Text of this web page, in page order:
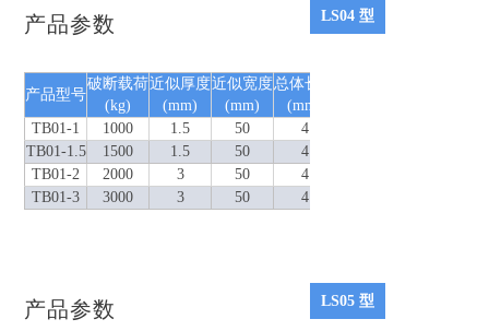
产品参数
产品型号
破断载荷
(kg)
近似厚度
(mm)
近似宽度
(mm)
总体长度
(mm)
TB01-1
1000 1.5 50
4
TB01-1.5
1500 1.5 50
4
TB01-2
2000 3 50
4
TB01-3
3000 3 50 4
LS04 型
产品参数 LS05 型